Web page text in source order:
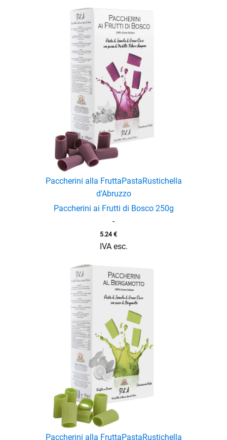
Paccherini alla FruttaPastaRustichella
d'Abruzzo
Paccherini ai Frutti di Bosco 250g
-
5.24 €
IVA esc.
Paccherini alla FruttaPastaRustichella